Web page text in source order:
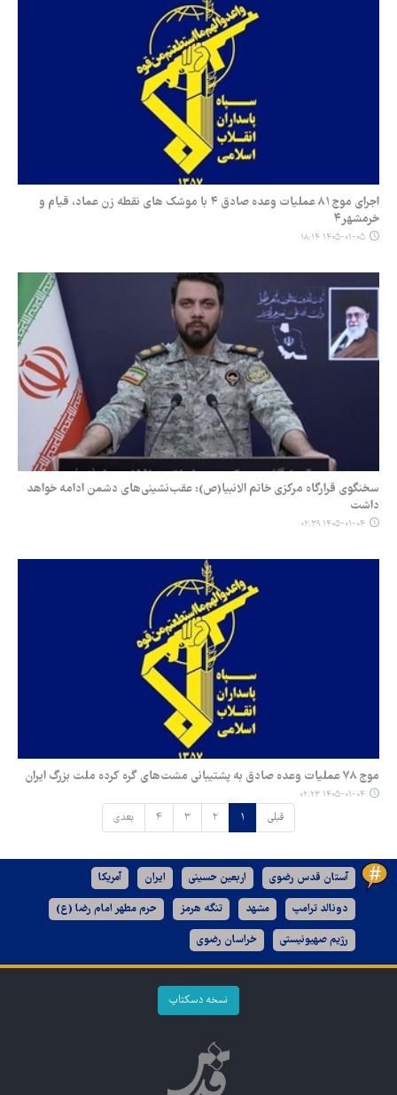
اجرای موج ۸۱ عملیات وعده صادق ۴ با موشک های نقطه زن عماد، قیام و
خرمشهر۴
۱۴۰۵-۰۱-۰۵ ۱۸:۱۴
سخنگوی قرارگاه مرکزی خاتم الانبیا(ص): عقب‌نشینی‌های دشمن ادامه خواهد
داشت
۱۴۰۵-۰۱-۰۴ ۰۲:۳۹
موج ۷۸ عملیات وعده صادق به پشتیبانی مشت‌های گره کرده ملت بزرگ ایران
۱۴۰۵-۰۱-۰۴ ۰۲:۲۳
قبلی ۱ ۲ ۳ ۴ بعدی
آستان قدس رضوی اربعین حسینی ایران آمریکا
دونالد ترامپ مشهد تنگه هرمز حرم مطهر امام رضا (ع)
رژیم صهیونیستی خراسان رضوی
نسخه دسکتاپ